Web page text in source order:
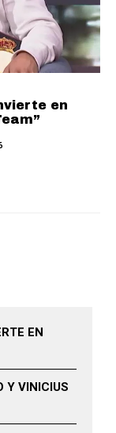
en
EN
Y VINICIUS